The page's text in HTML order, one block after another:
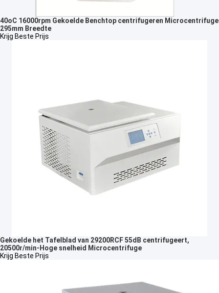
40oC 16000rpm Gekoelde Benchtop centrifugeren Microcentrifuge
295mm Breedte
Krijg Beste Prijs
Gekoelde het Tafelblad van 29200RCF 55dB centrifugeert,
20500r/min-Hoge snelheid Microcentrifuge
Krijg Beste Prijs